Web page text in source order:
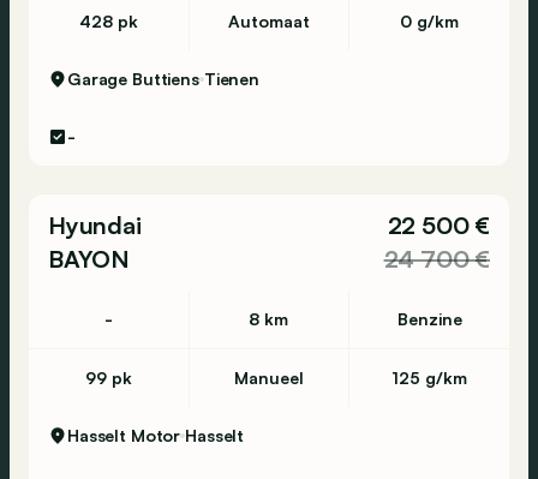
428 pk Automaat 0 g/km
Garage Buttiens Tienen
-
Hyundai
BAYON
22 500 €
24 700 €
- 8 km Benzine
99 pk Manueel 125 g/km
Hasselt Motor Hasselt